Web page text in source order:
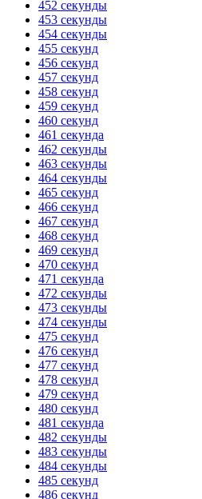
452 секунды
453 секунды
454 секунды
455 секунд
456 секунд
457 секунд
458 секунд
459 секунд
460 секунд
461 секунда
462 секунды
463 секунды
464 секунды
465 секунд
466 секунд
467 секунд
468 секунд
469 секунд
470 секунд
471 секунда
472 секунды
473 секунды
474 секунды
475 секунд
476 секунд
477 секунд
478 секунд
479 секунд
480 секунд
481 секунда
482 секунды
483 секунды
484 секунды
485 секунд
486 секунд